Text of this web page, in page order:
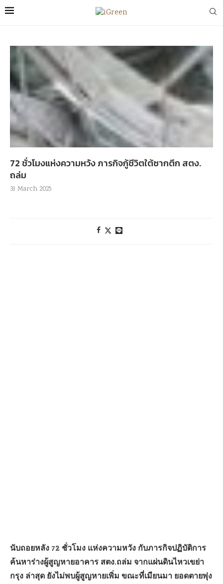
72 ชั่วโมงแห่งความหวัง ภารกิจกู้ชีวิตใต้ซากตึก สตง.
ถล่ม
31 March 2025
นับถอยหลัง 72 ชั่วโมง แห่งความหวัง กับภารกิจปฏิบัติการ
ค้นหาร่างผู้สูญหายอาคาร สตง.ถล่ม จากแผ่นดินไหวเขย่า
กรุง ล่าสุด ยังไม่พบผู้สูญหายเพิ่ม ขณะที่เมียนมา ยอดตายพุ่ง